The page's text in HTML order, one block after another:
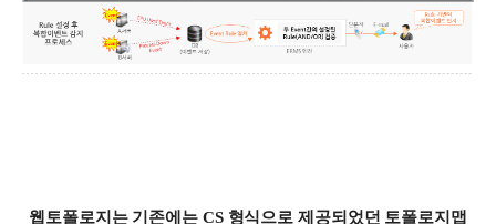
웹토폴로지는 기존에는CS 형식으로 제공되었던 토폴로지맵